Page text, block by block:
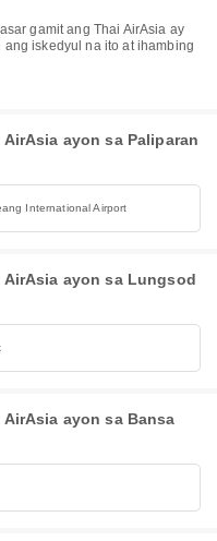
iskedyul na ito at ihambing
ayon sa Paliparan
International Airport
AirAsia ayon sa Lungsod
ayon sa Bansa